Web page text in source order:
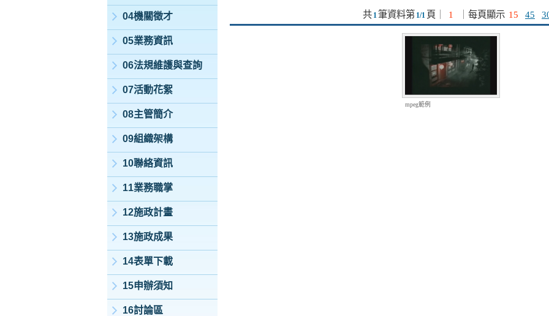
04機關徵才
05業務資訊
06法規維護與查詢
07活動花絮
08主管簡介
09組織架構
10聯絡資訊
11業務職掌
12施政計畫
13施政成果
14表單下載
15申辦須知
16討論區
共 1筆資料第 1/1 頁 1 每頁顯示 15 45
mpeg範例